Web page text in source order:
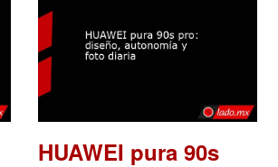
HUAWEI pura 90s